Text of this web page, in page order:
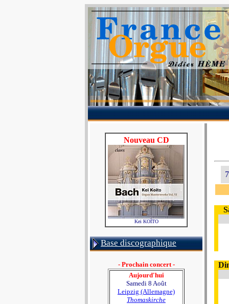
Nouveau CD
Kei KOÏTO
Base discographique
- Prochain concert -
Aujourd'hui
Samedi 8 Août
Leipzig (Allemagne)
Thomaskirche